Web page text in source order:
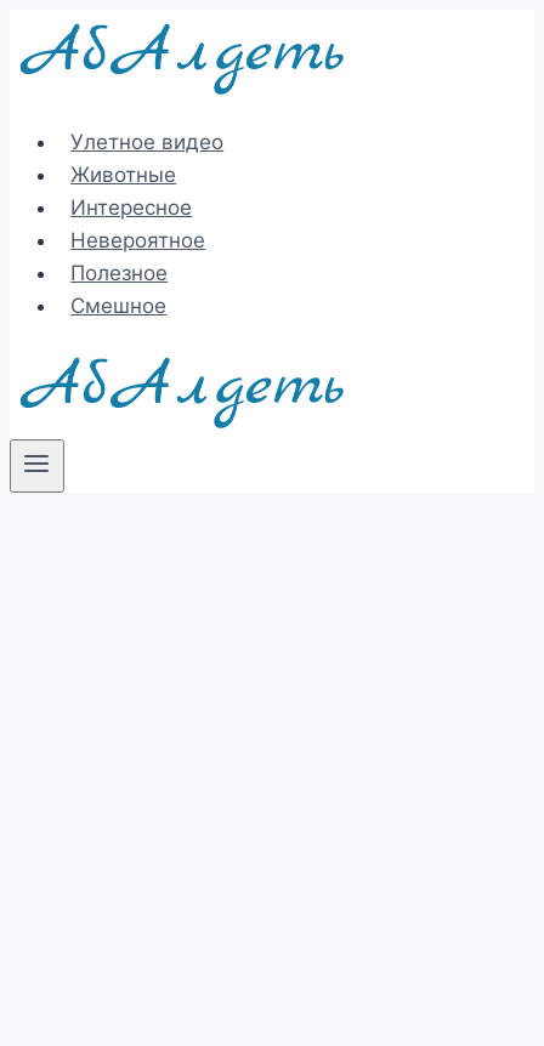
Перейти
Улетное видео
Животные
Интересное
Невероятное
Полезное
Смешное